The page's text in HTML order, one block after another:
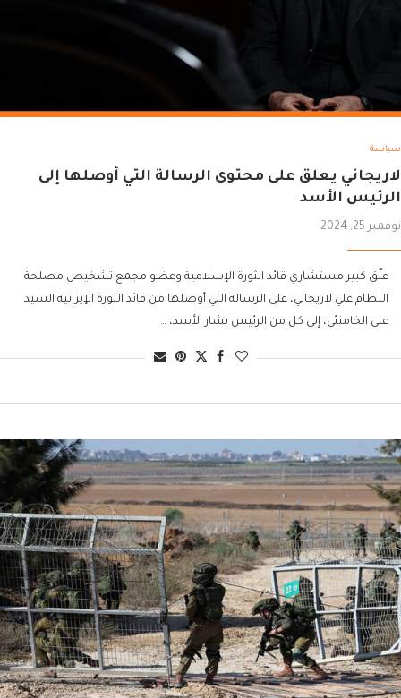
سياسة
لاريجاني يعلق على محتوى الرسالة التي أوصلها إلى
الرئيس الأسد
نوفمبر 25, 2024
علّق كبير مستشاري قائد الثورة الإسلامية وعضو مجمع تشخيص مصلحة
النظام علي لاريجاني، على الرسالة التي أوصلها من قائد الثورة الإيرانية السيد
علي الخامنئي، إلى كل من الرئيس بشار الأسد، …